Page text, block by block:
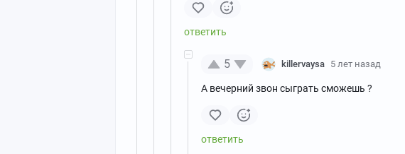
5 killervaysa 5 лет назад
А вечерний звон сыграть сможешь ?